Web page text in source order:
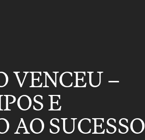
VENCEU –
E
SUCESSO